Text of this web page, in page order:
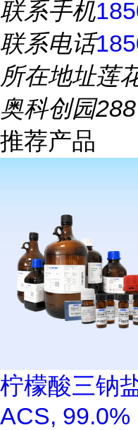
联系手机
联系电话
所在地址莲
奥科创园288
推荐产品
柠檬酸三钠
ACS, 99.0%